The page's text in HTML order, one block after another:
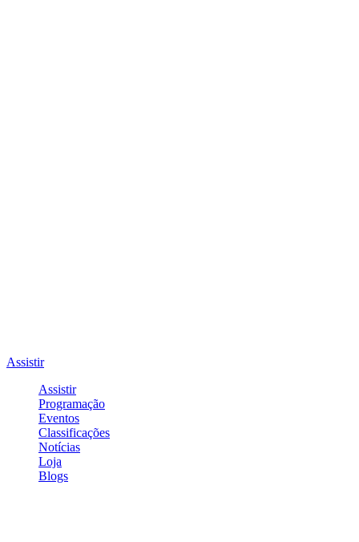
Assistir
Assistir
Programação
Eventos
Classificações
Notícias
Loja
Blogs